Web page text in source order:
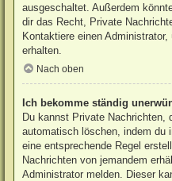
ausgeschaltet. Außerdem
dir das Recht, Private
Kontaktiere einen
erhalten.
Nach oben
Ich bekomme ständig
Du kannst Private Nachrichten,
automatisch löschen, indem du
eine entsprechende Regel
Nachrichten von jemandem
Administrator melden. Dieser